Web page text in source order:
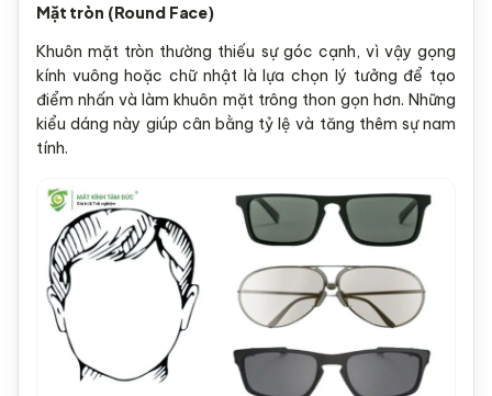
Mặt tròn (Round Face)
Khuôn mặt tròn thường thiếu sự góc cạnh, vì vậy gọng
kính vuông hoặc chữ nhật là lựa chọn lý tưởng để tạo
điểm nhấn và làm khuôn mặt trông thon gọn hơn. Những
kiểu dáng này giúp cân bằng tỷ lệ và tăng thêm sự nam
tính.